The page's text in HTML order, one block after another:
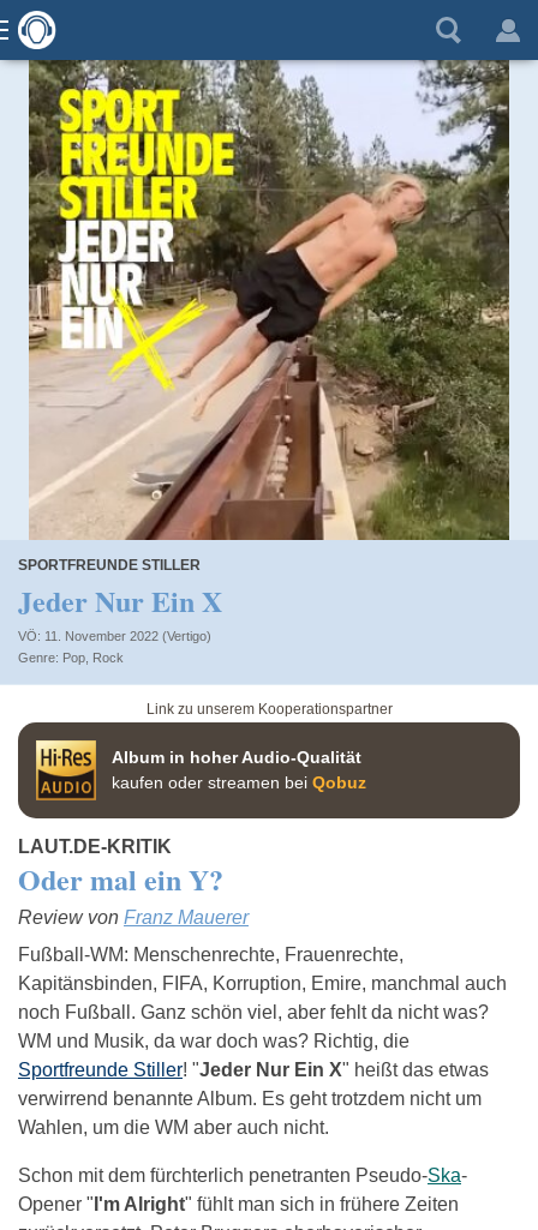
SPORTFREUNDE STILLER
Jeder Nur Ein X
VÖ: 11. November 2022 (Vertigo)
Pop Rock
Link zu unserem Kooperationspartner
Album in hoher Audio-Qualität
kaufen oder streamen bei Qobuz
LAUT.DE-KRITIK
Oder mal ein Y?
Review von Franz Mauerer
Fußball-WM: Menschenrechte, Frauenrechte,
Kapitänsbinden, FIFA, Korruption, Emire, manchmal auch
noch Fußball. Ganz schön viel, aber fehlt da nicht was?
WM und Musik, da war doch was? Richtig, die
Sportfreunde Stiller! "Jeder Nur Ein X" heißt das etwas
verwirrend benannte Album. Es geht trotzdem nicht um
Wahlen, um die WM aber auch nicht.
Schon mit dem fürchterlich penetranten Pseudo-Ska-
Opener " I'm Alright" fühlt man sich in frühere Zeiten